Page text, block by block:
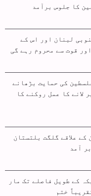
کا جلوس برآمد
لبنان اور اس کے
قوت سے محروم رہے گی
کی حمایت بڑھانے
لانے کا عمل روکنے کا
کے علاقے گلگت بلتستان
آمد
کے طویل فاصلے تک مار
ختم